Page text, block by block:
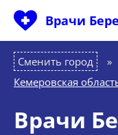
Врачи
Сменить город
Кемеровская
Врачи